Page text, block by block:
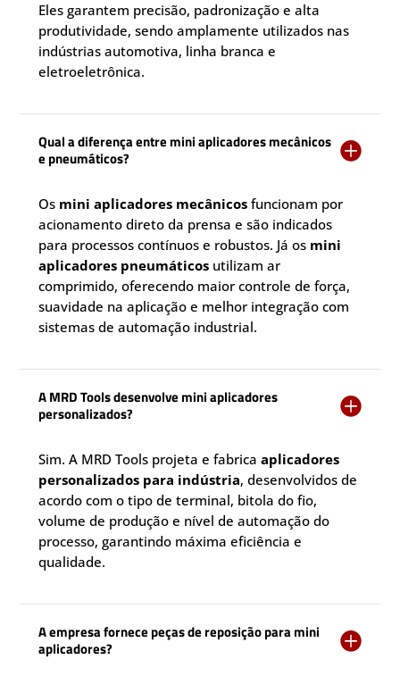
Eles garantem precisão, padronização e alta
produtividade, sendo amplamente utilizados nas
indústrias automotiva, linha branca e
eletroeletrônica.
Qual a diferença entre mini aplicadores mecânicos
e pneumáticos?

Os mini aplicadores mecânicos funcionam por
acionamento direto da prensa e são indicados
para processos contínuos e robustos. Já os mini
aplicadores pneumáticos utilizam ar
comprimido, oferecendo maior controle de força,
suavidade na aplicação e melhor integração com
sistemas de automação industrial.
A MRD Tools desenvolve mini aplicadores
personalizados?

Sim. A MRD Tools projeta e fabricaaplicadores
personalizados para indústria, desenvolvidos de
acordo com o tipo de terminal, bitola do fio,
volume de produção e nível de automação do
processo, garantindo máxima eficiência e
qualidade.
A empresa fornece peças de reposição para mini
aplicadores?
